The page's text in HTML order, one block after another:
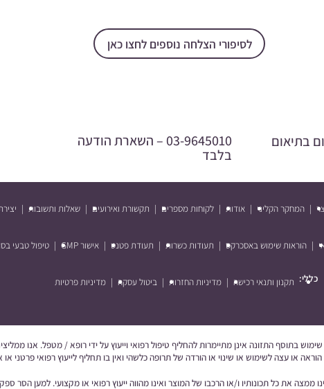
לסיפורי הצלחה נוספים לחצו כאן
03-9645010 –
השארת הודעה
בלבד
בתיאום
המחקר הקליני אודות לקוחות מספרים תקשורת ואירועים שאלות ותשובות
הוראות שימוש באסכרקס תעודות כשרות תעודת פטנט אישור GMP טיפול טבעי
כללי: תקנון ותנאי רכישה מדיניות החזרות ביטול עסקה מדיניות פרטיות
שימוש בתוסף התזונה אינן מתיימרות להחליף טיפול רפואי וייעוץ על ידי רופא / מטפל. אנו
או עצה לשימוש או שינוי או הורדה של תרופה כלשהי ואין בו תחליף לייעוץ רפואי
את כל תכונותיו ו/או הרכבו של המוצר ואינו מהווה ייעוץ רפואי או מקצועי. למען הסר